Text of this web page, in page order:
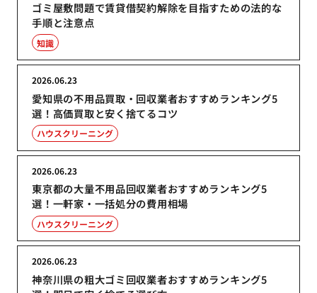
ゴミ屋敷問題で賃貸借契約解除を目指すための法的な
手順と注意点
知識
愛知県の不用品買取・回収業者おすすめランキング5
選！高価買取と安く捨てるコツ
2026.06.23
ハウスクリーニング
東京都の大量不用品回収業者おすすめランキング5
選！一軒家・一括処分の費用相場
2026.06.23
ハウスクリーニング
神奈川県の粗大ゴミ回収業者おすすめランキング5
2026.06.23